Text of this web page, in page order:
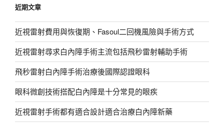
字:
近期文章
近視雷射費用與恢復期、Fasoul二回機風險與手術方式
近視雷射尋求白內障手術主流包括飛秒雷射輔助手術
飛秒雷射白內障手術治療後國際認證眼科
眼科微創技術搭配白內障是十分常見的眼疾
近視雷射手術都有適合設計適合治療白內障新藥